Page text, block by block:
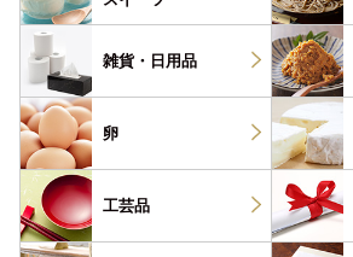
雑貨・ 日用品
卵
工芸品